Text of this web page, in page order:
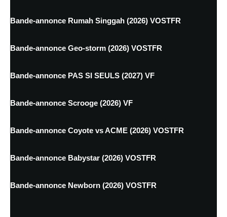
Bande-annonce Rumah Singgah (2026) VOSTFR
Bande-annonce Geo-storm (2026) VOSTFR
Bande-annonce PAS SI SEULS (2027) VF
Bande-annonce Scrooge (2026) VF
Bande-annonce Coyote vs ACME (2026) VOSTFR
Bande-annonce Babystar (2026) VOSTFR
Bande-annonce Newborn (2026) VOSTFR